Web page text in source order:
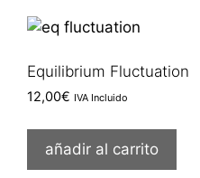
Equilibrium Fluctuation
12,00€ IVA Incluido
añadir al carrito